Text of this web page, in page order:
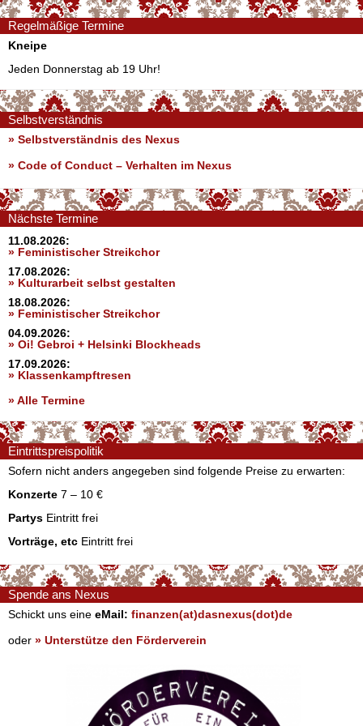
Regelmäßige Termine
Kneipe
Jeden Donnerstag ab 19 Uhr!
Selbstverständnis
» Selbstverständnis des Nexus
» Code of Conduct – Verhalten im Nexus
Nächste Termine
11.08.2026:
» Feministischer Streikchor
17.08.2026:
» Kulturarbeit selbst gestalten
18.08.2026:
» Feministischer Streikchor
04.09.2026:
» Oi! Gebroi + Helsinki Blockheads
17.09.2026:
» Klassenkampftresen
» Alle Termine
Eintrittspreispolitik
Sofern nicht anders angegeben sind folgende Preise zu erwarten:
Konzerte 7 – 10 €
Partys Eintritt frei
Vorträge, etc Eintritt frei
Spende ans Nexus
Schickt uns eine eMail: finanzen(at)dasnexus(dot)de
oder » Unterstütze den Förderverein